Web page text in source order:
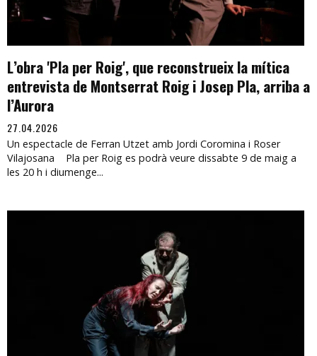
L’obra 'Pla per Roig', que reconstrueix la mítica
entrevista de Montserrat Roig i Josep Pla, arriba a
l’Aurora
27.04.2026
Un espectacle de Ferran Utzet amb Jordi Coromina i Roser
Vilajosana Pla per Roig es podrà veure dissabte 9 de maig a
les 20 h i diumenge...